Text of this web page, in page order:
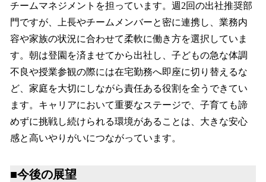
チームマネジメントを担っています。週2回の出社推奨部
門ですが、上長やチームメンバーと密に連携し、業務内
容や家族の状況に合わせて柔軟に働き方を選択していま
す。朝は登園を済ませてから出社し、子どもの急な体調
不良や授業参観の際には在宅勤務へ即座に切り替えるな
ど、家庭を大切にしながら責任ある役割を全うできてい
ます。キャリアにおいて重要なステージで、子育ても諦
めずに挑戦し続けられる環境があることは、大きな安心
感と高いやりがいにつながっています。
■今後の展望